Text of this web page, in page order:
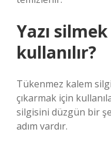
Yazı
kullanılır?
Tükenmez kalem
çıkarmak için
silgisini düzgün bir
adım vardır.